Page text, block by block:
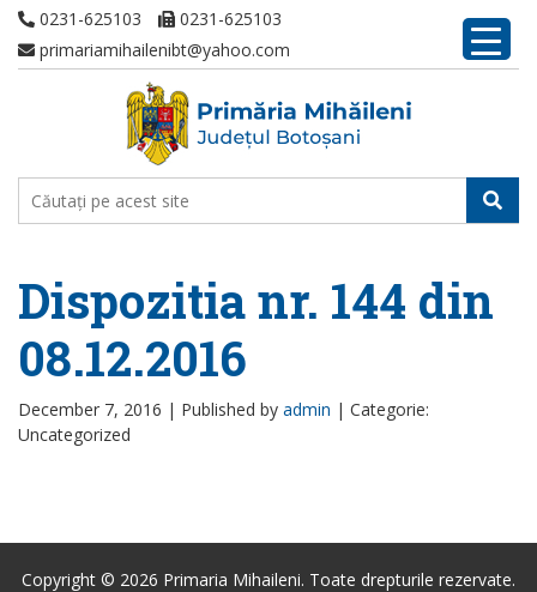
0231-625103
0231-625103
primariamihailenibt@yahoo.com
Dispozitia nr. 144 din
08.12.2016
December 7, 2016 | Published by admin | Categorie:
Uncategorized
Copyright © 2026 Primaria Mihaileni. Toate drepturile rezervate.